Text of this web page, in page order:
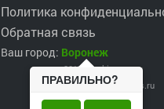
Политика
Обратная связь
Ваш город: Воронеж
ПРАВИЛЬНО?
2017 ©robinzons.ru
robinzons@robinzons.ru